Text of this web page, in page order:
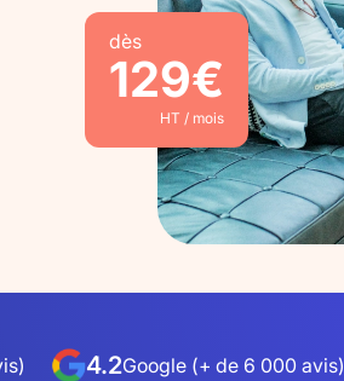
dès
129€
HT / mois
4.2Google (+ de 6 000 avis)